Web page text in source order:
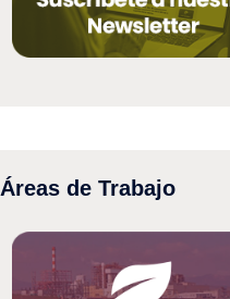
Áreas de Trabajo